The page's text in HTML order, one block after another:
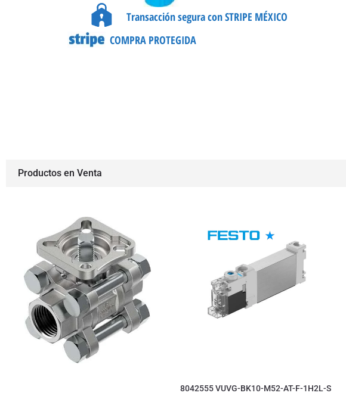
Transacción segura con STRIPE MÉXICO
COMPRA PROTEGIDA
Productos en Venta
8042555 VUVG-BK10-M52-AT-F-1H2L-S